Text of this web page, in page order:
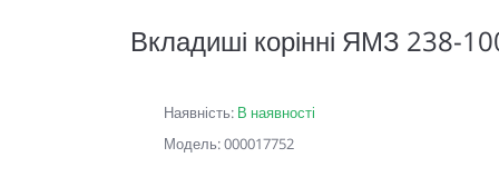
Вкладиші корінні ЯМЗ 238-
Наявність: В наявності
Модель: 000017752